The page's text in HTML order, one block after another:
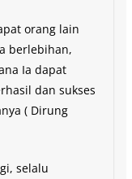
orang lain
berlebihan,
Ia dapat
dan sukses
( Dirung
selalu